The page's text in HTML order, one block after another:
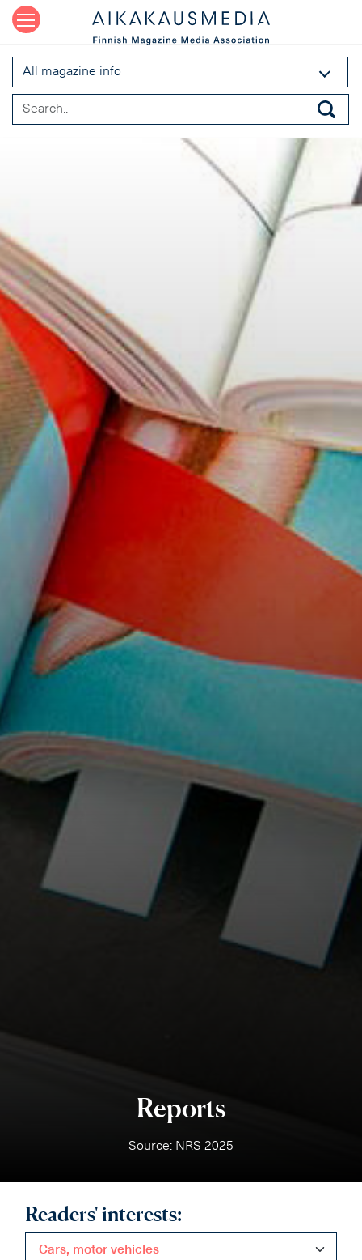
All magazine info
Reports
Source: NRS 2025
Readers' interests:
Cars, motor vehicles